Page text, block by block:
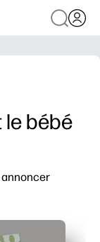
bébé
- aucune